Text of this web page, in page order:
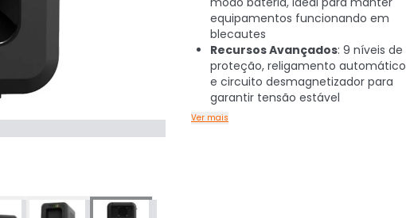
equipamentos funcionando em
blecautes
Recursos Avançados: 9 níveis de
proteção, religamento automático
e circuito desmagnetizador para
garantir tensão estável
Ver mais